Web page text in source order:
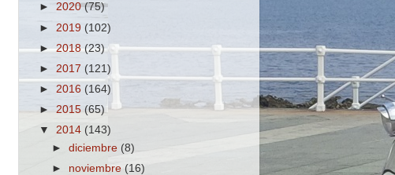
► 2020(75)
► 2019 (102)
►2018(23)
► 2017 (121)
► 2016 (164)
► 2015 (65)
▼ 2014 (143)
►diciembre (8)
► noviembre(16)